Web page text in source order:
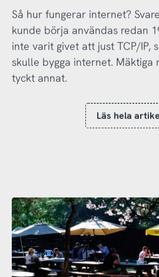
Så hur fungerar internet?
kunde börja användas redan
inte varit givet att just TCP/IP,
skulle bygga internet. Mäktiga
tyckt annat.
Läs hela